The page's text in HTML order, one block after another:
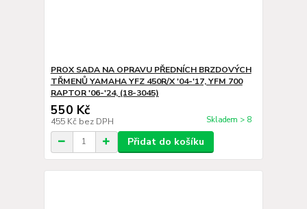
PROX SADA NA OPRAVU PŘEDNÍCH BRZDOVÝCH
TŘMENŮ YAMAHA YFZ 450R/X '04-'17, YFM 700
RAPTOR '06-'24, (18-3045)
550 Kč
455 Kč bez DPH Skladem > 8
Přidat do košíku